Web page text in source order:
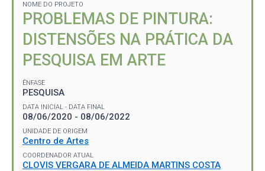
NOME DO PROJETO
PROBLEMAS DE PINTURA:
DISTENSÕES NA PRÁTICA DA
PESQUISA EM ARTE
ÊNFASE
PESQUISA
DATA INICIAL - DATA FINAL
08/06/2020 - 08/06/2022
UNIDADE DE ORIGEM
Centro de Artes
COORDENADOR ATUAL
CLOVIS VERGARA DE ALMEIDA MARTINS COSTA